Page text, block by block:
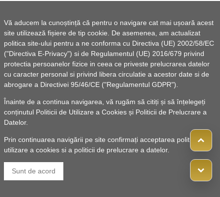
Vă aducem la cunoștință că pentru o navigare cat mai ușoară acest
site utilizează fișiere de tip cookie. De asemenea, am actualizat
politica site-ului pentru a ne conforma cu Directiva (UE) 2002/58/EC
("Directiva E-Privacy") si de Regulamentul (UE) 2016/679 privind
protectia persoanelor fizice in ceea ce priveste prelucrarea datelor
cu caracter personal si privind libera circulatie a acestor date si de
abrogare a Directivei 95/46/CE ("Regulamentul GDPR").
Înainte de a continua navigarea, vă rugăm să citiți și să înțelegeți
conținutul Politicii de Utilizare a Cookies și Politicii de Prelucrare a
Datelor.
Prin continuarea navigării pe site confirmați acceptarea politicii de
utilizare a cookies si a politicii de prelucrare a datelor.
Sunt de acord